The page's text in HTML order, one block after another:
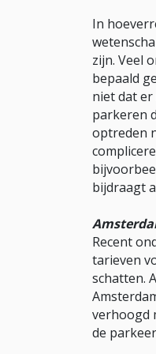
In
zijn. Veel
bepaald
niet dat
parkeren
optreden
bijdraagt
Recent
tarieven
schatten.
verhoogd
de